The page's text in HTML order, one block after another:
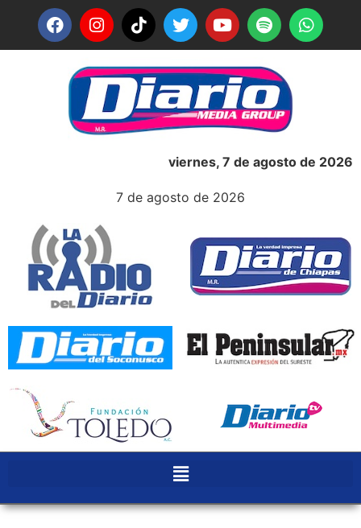
viernes, 7 de agosto de 2026
7 de agosto de 2026